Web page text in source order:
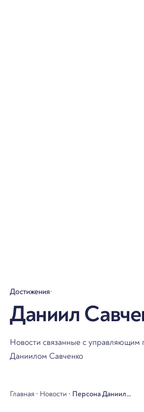
Достижения
Даниил
Новости связанные с управляющим
Даниилом Савченко
Главная • Новости • Персона Даниил